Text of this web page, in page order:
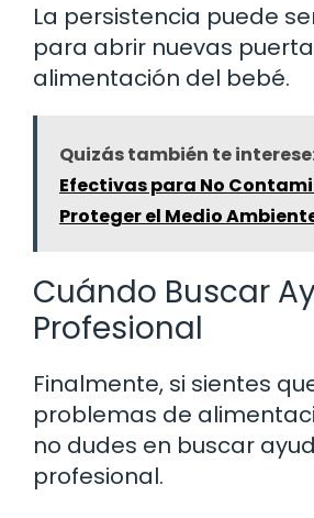
La persistencia puede
para abrir nuevas
alimentación del bebé.
Quizás también te
Efectivas para No
Proteger el Medio
Cuándo Buscar
Profesional
Finalmente, si sientes
problemas de
no dudes en buscar
profesional.